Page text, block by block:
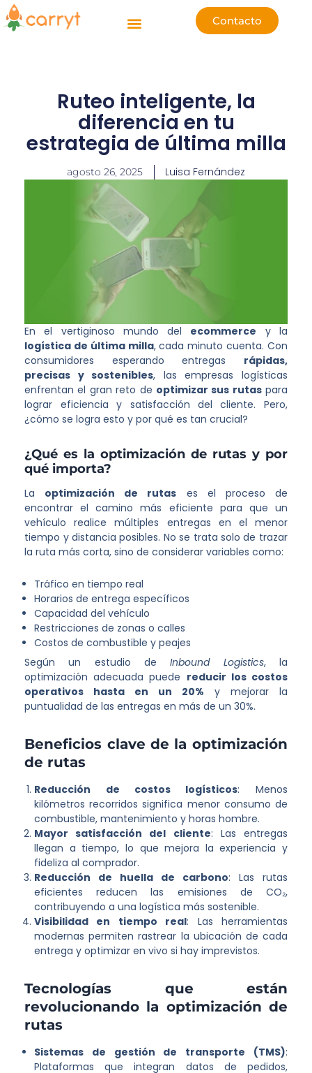
al
Contacto
Ruteo inteligente, la
diferencia en tu
estrategia de última milla
agosto 26, 2025 Luisa Fernández
En el vertiginoso mundo del ecommerce y la
logística de última milla, cada minuto cuenta. Con
consumidores esperando entregas rápidas,
precisas y sostenibles, las empresas logísticas
enfrentan el gran reto de optimizar sus rutaspara
lograr eficiencia y satisfacción del cliente. Pero,
¿cómo se logra esto y por qué es tan crucial?
¿Qué es la optimización de rutas y por
qué importa?
La optimización de rutas es el proceso de
encontrar el camino más eficiente para que un
vehículo realice múltiples entregas en el menor
tiempo y distancia posibles. No se trata solo de trazar
la ruta más corta, sino de considerar variables como:
Tráfico en tiempo real
Horarios de entrega específicos
Capacidad del vehículo
Restricciones de zonas o calles
Costos de combustible y peajes
Según un estudio deInbound Logistics, la
optimización adecuada puede reducir los costos
operativos hasta en un 20% y mejorar la
puntualidad de las entregas en más de un 30%.
Beneficios clave de la optimización
de rutas
Reducción de costos logísticos: Menos
kilómetros recorridos significa menor consumo de
combustible, mantenimiento y horas hombre.
Mayor satisfacción del cliente: Las entregas
llegan a tiempo, lo que mejora la experiencia y
fideliza al comprador.
Reducción de huella de carbono: Las rutas
eficientes reducen las emisiones de CO₂,
contribuyendo a una logística más sostenible.
Visibilidad en tiempo real: Las herramientas
modernas permiten rastrear la ubicación de cada
entrega y optimizar en vivo si hay imprevistos.
Tecnologías que están
revolucionando la optimización de
rutas
Sistemas de gestión de transporte (TMS):
Plataformas que integran datos de pedidos,